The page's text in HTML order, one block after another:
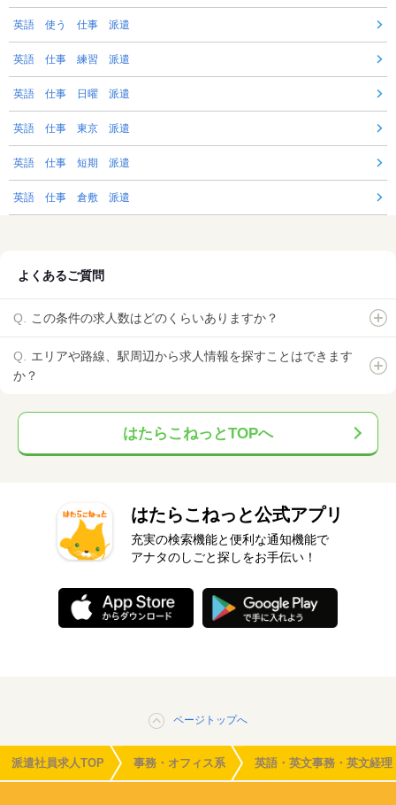
英語 使う 仕事 派遣
英語 仕事 練習 派遣
英語 仕事 日曜 派遣
英語 仕事 東京 派遣
英語 仕事 短期 派遣
英語 仕事 倉敷 派遣
よくあるご質問
この条件の求人数はどのくらいありますか？
エリアや路線、駅周辺から求人情報を探すことはできます
か？
はたらこねっとTOPへ
はたらこねっと公式アプリ
充実の検索機能と便利な通知機能で
アナタのしごと探しをお手伝い！
ページトップへ
派遣社員求人TOP 事務・オフィス系 英語・英文事務・英文経理